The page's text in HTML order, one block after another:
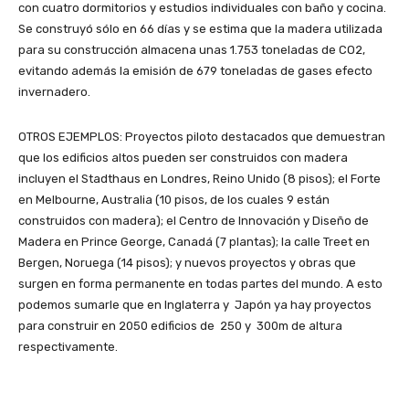
con cuatro dormitorios y estudios individuales con baño y cocina.
Se construyó sólo en 66 días y se estima que la madera utilizada
para su construcción almacena unas 1.753 toneladas de CO2,
evitando además la emisión de 679 toneladas de gases efecto
invernadero.
OTROS EJEMPLOS: Proyectos piloto destacados que demuestran
que los edificios altos pueden ser construidos con madera
incluyen el Stadthaus en Londres, Reino Unido (8 pisos); el Forte
en Melbourne, Australia (10 pisos, de los cuales 9 están
construidos con madera); el Centro de Innovación y Diseño de
Madera en Prince George, Canadá (7 plantas); la calle Treet en
Bergen, Noruega (14 pisos); y nuevos proyectos y obras que
surgen en forma permanente en todas partes del mundo. A esto
podemos sumarle que en Inglaterra y Japón ya hay proyectos
para construir en 2050 edificios de 250 y 300m de altura
respectivamente.